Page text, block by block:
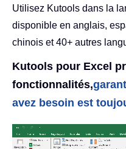
Utilisez Kutools dans la
disponible en anglais,
chinois et 40+ autres
Kutools pour Excel
fonctionnalités,
avez besoin est